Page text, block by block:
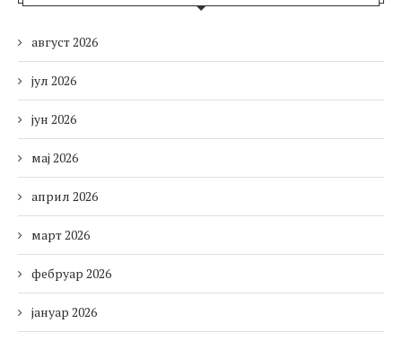
август 2026
јул 2026
јун 2026
мај 2026
април 2026
март 2026
фебруар 2026
јануар 2026